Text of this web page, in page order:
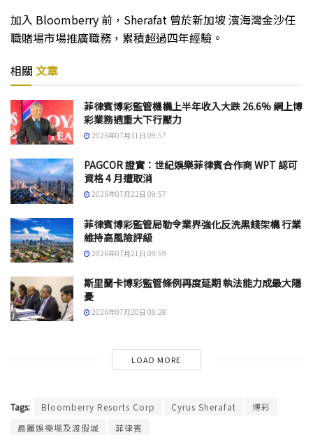
加入 Bloomberry 前，Sherafat 曾於新加坡 濱海灣金沙任
職賭場市場推廣職務，累積超過四年經驗。
相關 文章
菲律賓博彩監管機構上半年收入大跌 26.6% 網上博
彩業務遇重大下行壓力
2026年07月31日 09:57
PAGCOR 證實：世紀娛樂菲律賓合作商 WPT 認可
資格 4 月遭取消
2026年07月22日 09:57
菲律賓博彩監管局勒令業界強化反洗黑錢架構 行業
維持高風險評級
2026年07月21日 09:59
斯里蘭卡博彩監管條例再度延期 執法能力成最大隱
憂
2026年07月20日 08:28
LOAD MORE
Tags: Bloomberry Resorts Corp Cyrus Sherafat
博彩
晨麗娛樂場及渡假城
菲律賓